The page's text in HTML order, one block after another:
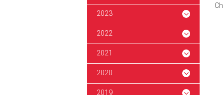
2023
2022
2021
2020
2019